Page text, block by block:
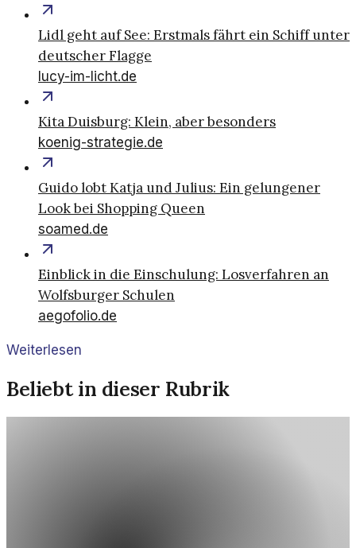
Lidl geht auf See: Erstmals fährt ein Schiff unter
deutscher Flagge
lucy-im-licht.de
Kita Duisburg: Klein, aber besonders
koenig-strategie.de
Guido lobt Katja und Julius: Ein gelungener
Look bei Shopping Queen
soamed.de
Einblick in die Einschulung: Losverfahren an
Wolfsburger Schulen
aegofolio.de
Weiterlesen
Beliebt in dieser Rubrik